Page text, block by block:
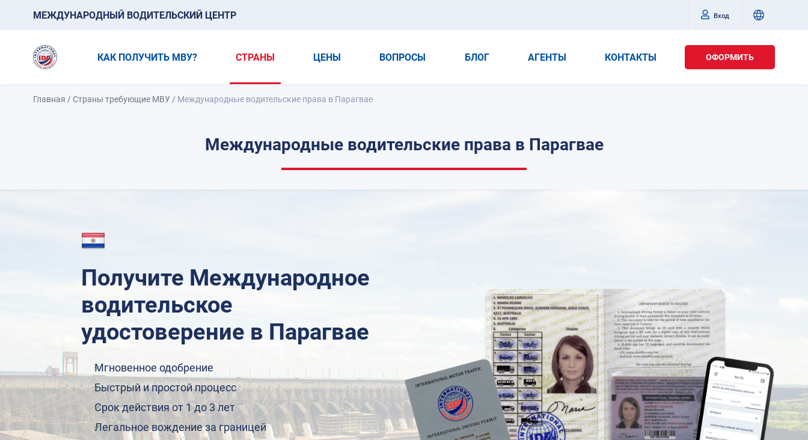
МЕЖДУНАРОДНЫЙ ВОДИТЕЛЬСКИЙ ЦЕНТР Вход
КАК ПОЛУЧИТЬ МВУ? СТРАНЫ ЦЕНЫ ВОПРОСЫ БЛОГ АГЕНТЫ КОНТАКТЫ ОФОРМИТЬ
Главная /Страны требующие МВУ / Международные водительские права в Парагвае
Международные водительские права в Парагвае
Получите Международное
водительское
удостоверение в Парагвае
Мгновенное одобрение
Быстрый и простой процесс
Срок действия от 1 до 3 лет
Легальное вождение за границей